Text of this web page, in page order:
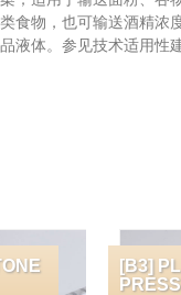
食物，也可输送酒精浓
液体。参见技术适用性
[B3]